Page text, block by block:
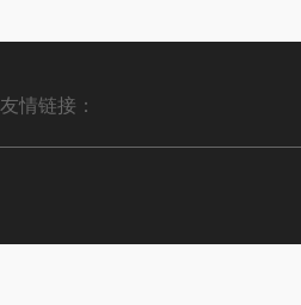
友情链接：